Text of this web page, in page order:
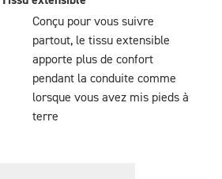
Conçu pour vous suivre
partout, le tissu extensible
apporte plus de confort
pendant la conduite comme
lorsque vous avez mis pieds à
terre